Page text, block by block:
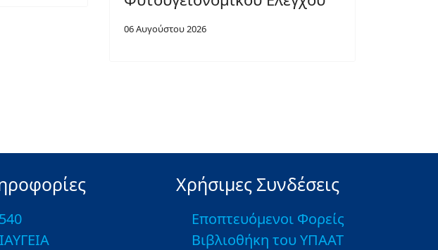
06 Αυγούστου 2026
Χρήσιμες Συνδέσεις
Εποπτευόμενοι Φορείς
Βιβλιοθήκη του ΥΠΑΑΤ